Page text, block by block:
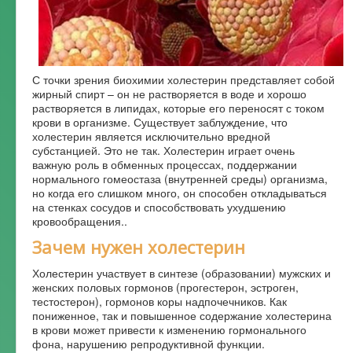
Форум
С точки зрения биохимии холестерин представляет собой
жирный спирт – он не растворяется в воде и хорошо
растворяется в липидах, которые его переносят с током
крови в организме. Существует заблуждение, что
холестерин является исключительно вредной
субстанцией. Это не так. Холестерин играет очень
важную роль в обменных процессах, поддержании
нормального гомеостаза (внутренней среды) организма,
но когда его слишком много, он способен откладываться
на стенках сосудов и способствовать ухудшению
кровообращения..
Зачем нужен холестерин
Холестерин участвует в синтезе (образовании) мужских и
женских половых гормонов (прогестерон, эстроген,
тестостерон), гормонов коры надпочечников. Как
пониженное, так и повышенное содержание холестерина
в крови может привести к изменению гормонального
фона, нарушению репродуктивной функции.